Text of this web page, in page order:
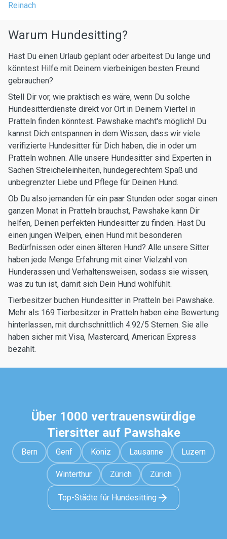
Reinach
Warum Hundesitting?
Hast Du einen Urlaub geplant oder arbeitest Du lange und
könntest Hilfe mit Deinem vierbeinigen besten Freund
gebrauchen?
Stell Dir vor, wie praktisch es wäre, wenn Du solche
Hundesitterdienste direkt vor Ort in Deinem Viertel in
Pratteln finden könntest. Pawshake macht's möglich! Du
kannst Dich entspannen in dem Wissen, dass wir viele
verifizierte Hundesitter für Dich haben, die in oder um
Pratteln wohnen. Alle unsere Hundesitter sind Experten in
Sachen Streicheleinheiten, hundegerechtem Spaß und
unbegrenzter Liebe und Pflege für Deinen Hund.
Ob Du also jemanden für ein paar Stunden oder sogar einen
ganzen Monat in Pratteln brauchst, Pawshake kann Dir
helfen, Deinen perfekten Hundesitter zu finden. Hast Du
einen jungen Welpen, einen Hund mit besonderen
Bedürfnissen oder einen älteren Hund? Alle unsere Sitter
haben jede Menge Erfahrung mit einer Vielzahl von
Hunderassen und Verhaltensweisen, sodass sie wissen,
was zu tun ist, damit sich Dein Hund wohlfühlt.
Tierbesitzer buchen Hundesitter in Pratteln bei Pawshake.
Mehr als 169 Tierbesitzer in Pratteln haben eine Bewertung
hinterlassen, mit durchschnittlich 4.92/5 Sternen. Sie alle
haben sicher mit Visa, Mastercard, American Express
bezahlt.
Über 1000 vertrauenswürdige
Tiersitter auf Pawshake
Bern Genf Köniz Lausanne Luzern
Winterthur Zürich Zürich
Top-Städte für Hundesitting